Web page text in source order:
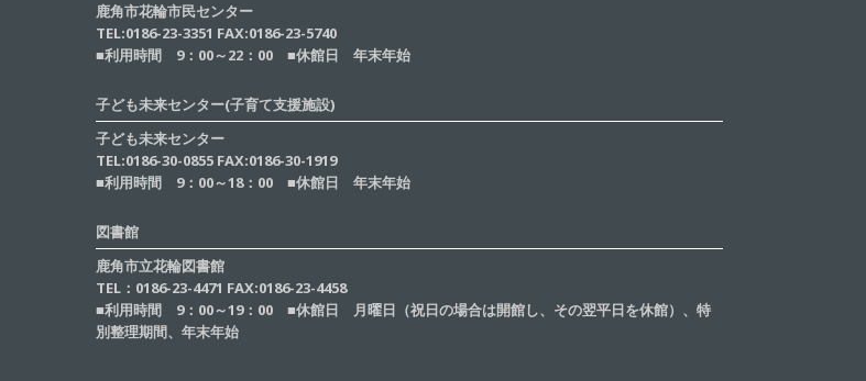
鹿角市花輪市民センター
TEL:0186-23-3351 FAX:0186-23-5740
■利用時間 9：00～22：00 ■休館日 年末年始
子ども未来センター(子育て支援施設)
子ども未来センター
TEL:0186-30-0855 FAX:0186-30-1919
■利用時間 9：00～18：00 ■休館日 年末年始
図書館
鹿角市立花輪図書館
TEL：0186-23-4471 FAX:0186-23-4458
■利用時間 9：00～19：00 ■休館日 月曜日（祝日の場合は開館し、その翌平日を休館）、特
別整理期間、年末年始